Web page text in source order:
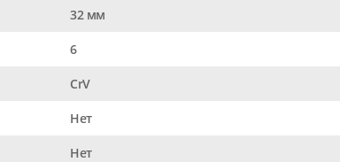
32 мм
6
CrV
Нет
Нет